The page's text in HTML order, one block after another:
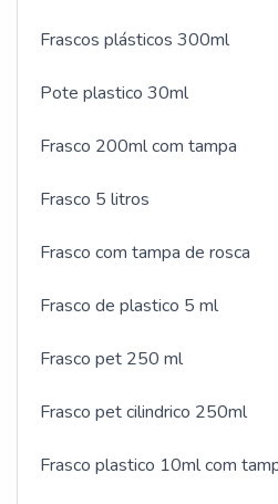
Frascos plásticos 300ml
Pote plastico 30ml
Frasco 200ml com tampa
Frasco 5 litros
Frasco com tampa de rosca
Frasco de plastico 5 ml
Frasco pet 250 ml
Frasco pet cilindrico 250ml
Frasco plastico 10ml com